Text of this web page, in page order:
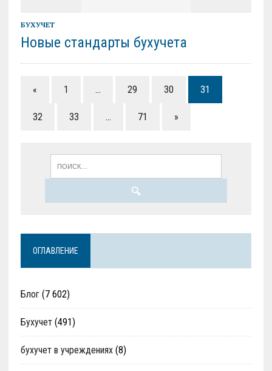
БУХУЧЕТ
Новые стандарты бухучета
« 1 … 29 30 31
32 33 … 71 »
ОГЛАВЛЕНИЕ
Блог(7 602)
Бухучет(491)
бухучет в учреждениях(8)